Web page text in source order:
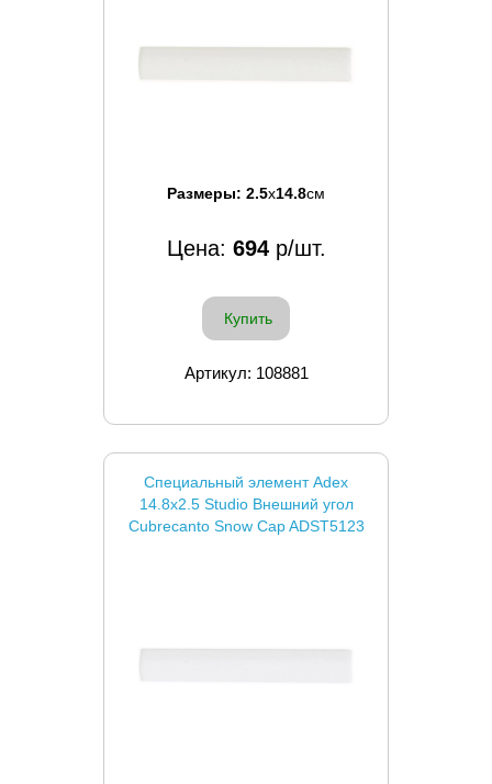
Размеры: 2.5x14.8см
Цена: 694р/шт.
Купить
Артикул: 108881
Специальный элемент Adex
14.8x2.5 Studio Внешний угол
Cubrecanto Snow Cap ADST5123